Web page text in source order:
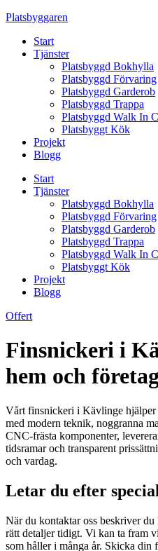
Skip
content
Platsbyggaren
Start
Tjänster
Platsbyggd Bokhylla
Platsbyggd Förvaring
Platsbyggd Garderob
Platsbyggd Trappa
Platsbyggd Walk In
Platsbyggt Kök
Projekt
Blogg
Start
Tjänster
Platsbyggd Bokhylla
Platsbyggd Förvaring
Platsbyggd Garderob
Platsbyggd Trappa
Platsbyggd Walk In
Platsbyggt Kök
Projekt
Blogg
Offert
Finsnickeri i
hem och
Vårt finsnickeri i Kävlinge hjälper
med modern teknik, noggranna
CNC-frästa komponenter,
tidsramar och transparent
och vardag.
Letar du efter
När du kontaktar oss beskriver
rätt detaljer tidigt. Vi kan ta fram
som håller i många år. Skicka